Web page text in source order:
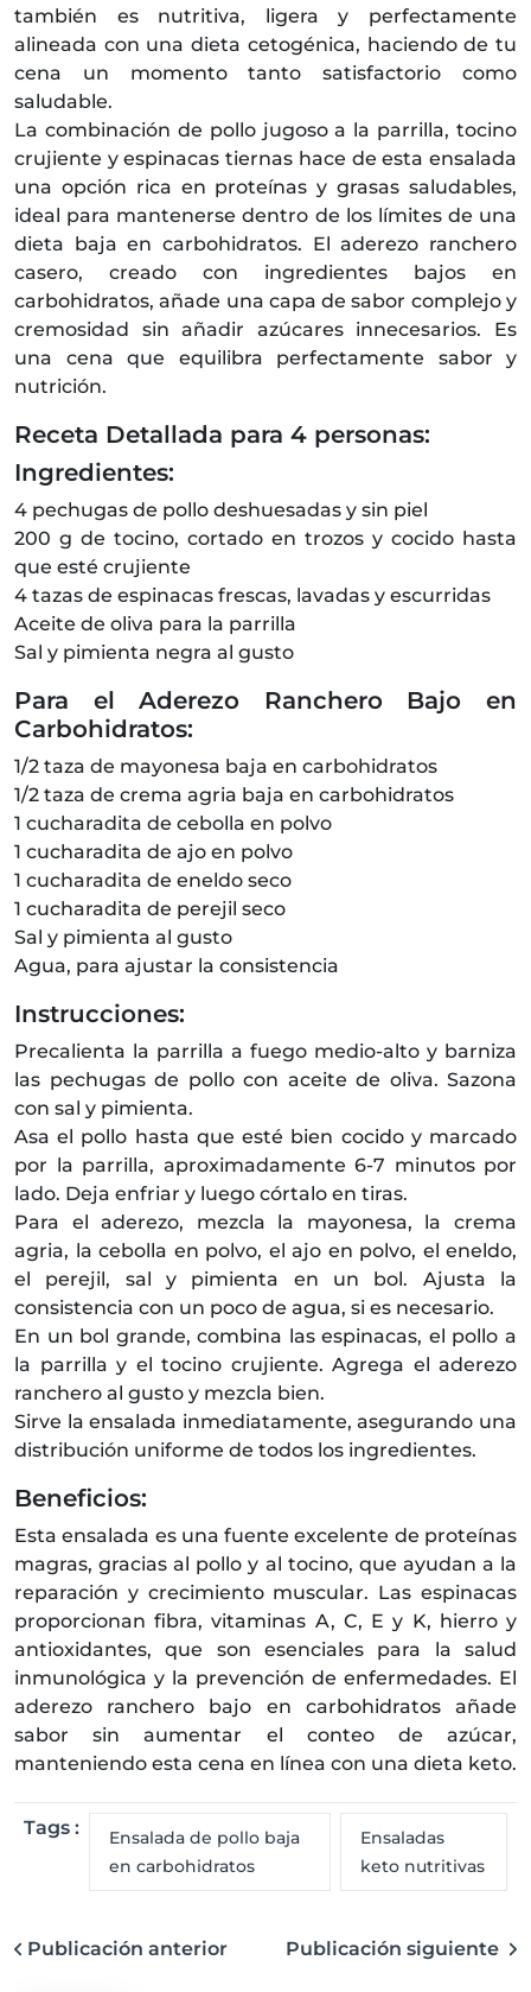
también es nutritiva, ligera y perfectamente
alineada con una dieta cetogénica, haciendo de tu
cena un momento tanto satisfactorio como
saludable.
La combinación de pollo jugoso a la parrilla, tocino
crujiente y espinacas tiernas hace de esta ensalada
una opción rica en proteínas y grasas saludables,
ideal para mantenerse dentro de los límites de una
dieta baja en carbohidratos. El aderezo ranchero
casero, creado con ingredientes bajos en
carbohidratos, añade una capa de sabor complejo y
cremosidad sin añadir azúcares innecesarios. Es
una cena que equilibra perfectamente sabor y
nutrición.
Receta Detallada para 4 personas:
Ingredientes:
4 pechugas de pollo deshuesadas y sin piel
200 g de tocino, cortado en trozos y cocido hasta
que esté crujiente
4 tazas de espinacas frescas, lavadas y escurridas
Aceite de oliva para la parrilla
Sal y pimienta negra al gusto
Para el Aderezo Ranchero Bajo en
Carbohidratos:
1/2 taza de mayonesa baja en carbohidratos
1/2 taza de crema agria baja en carbohidratos
1 cucharadita de cebolla en polvo
1 cucharadita de ajo en polvo
1 cucharadita de eneldo seco
1 cucharadita de perejil seco
Sal y pimienta al gusto
Agua, para ajustar la consistencia
Instrucciones:
Precalienta la parrilla a fuego medio-alto y barniza
las pechugas de pollo con aceite de oliva. Sazona
con sal y pimienta.
Asa el pollo hasta que esté bien cocido y marcado
por la parrilla, aproximadamente 6-7 minutos por
lado. Deja enfriar y luego córtalo en tiras.
Para el aderezo, mezcla la mayonesa, la crema
agria, la cebolla en polvo, el ajo en polvo, el eneldo,
el perejil, sal y pimienta en un bol. Ajusta la
consistencia con un poco de agua, si es necesario.
En un bol grande, combina las espinacas, el pollo a
la parrilla y el tocino crujiente. Agrega el aderezo
ranchero al gusto y mezcla bien.
Sirve la ensalada inmediatamente, asegurando una
distribución uniforme de todos los ingredientes.
Beneficios:
Esta ensalada es una fuente excelente de proteínas
magras, gracias al pollo y al tocino, que ayudan a la
reparación y crecimiento muscular. Las espinacas
proporcionan fibra, vitaminas A, C, E y K, hierro y
antioxidantes, que son esenciales para la salud
inmunológica y la prevención de enfermedades. El
aderezo ranchero bajo en carbohidratos añade
sabor sin aumentar el conteo de azúcar,
manteniendo esta cena en línea con una dieta keto.
Tags :
Ensalada de pollo baja
en carbohidratos
Ensaladas
keto nutritivas
Publicación anterior Publicación siguiente